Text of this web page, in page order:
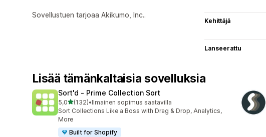
Sovellustuen tarjoaa Akikumo, Inc..
Kehittäjä
Lanseerattu
Lisää tämänkaltaisia sovelluksia
Sort'd ‑ Prime Collection Sort
5,0/ 5 tähteä
(132)
132 arvostelua yhteensä
•Ilmainen sopimus saatavilla
Sort Collections Like a Boss with Drag & Drop, Analytics,
More
Built for Shopify